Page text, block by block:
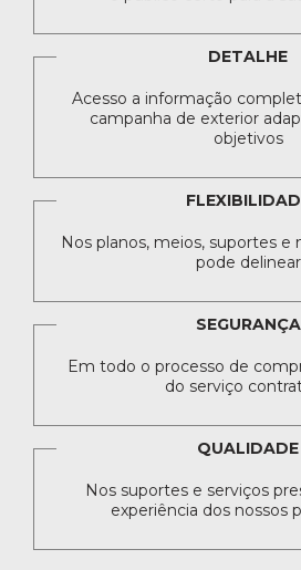
DETALHE
Acesso a informação
campanha de exterior
objetivos
Nos planos, meios, suportes e
pode delinear
SEGURANÇA
Em todo o processo de
do serviço
QUALIDADE
Nos suportes e serviços
experiência dos nossos